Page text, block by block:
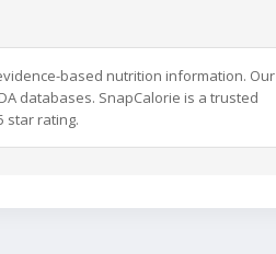
based nutrition information. Our
databases. SnapCalorie is a trusted
star rating.